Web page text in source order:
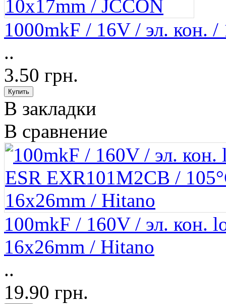
1000mkF / 16V / эл. кон.
..
3.50 грн.
В закладки
В сравнение
100mkF / 160V / эл. кон.
16x26mm / Hitano
..
19.90 грн.